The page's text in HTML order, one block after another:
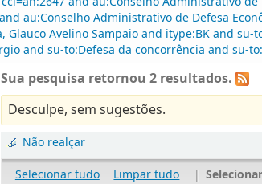
au:Conselho Administrativo de Defesa
Glauco Avelino Sampaio and itype:BK and
and su-to:Defesa da concorrência and su-
Sua pesquisa retornou 2 resultados.
Desculpe, sem sugestões.
Não realçar
Selecionar tudo
Limpar tudo |